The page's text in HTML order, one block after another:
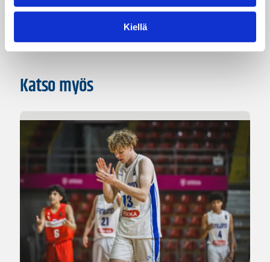
Kiellä
Korisliiga Pääjuttu Sarjat
Katso myös